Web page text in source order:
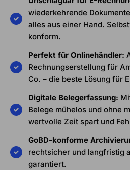
wiederkehrende
alles aus einer Hand.
konform.
Perfekt für Onlinehändler:
Rechnungserstellung für
Co. – die beste Lösung für
Digitale Belegerfassung:
Belege mühelos und ohne
wertvolle Zeit spart und
GoBD-konforme
rechtsicher und langfristig
garantiert.